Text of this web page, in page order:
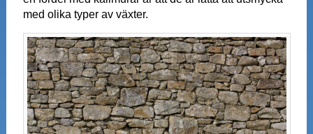
med olika typer av växter.